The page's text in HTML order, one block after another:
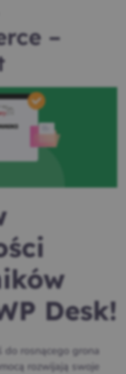
–
Desk!
do rosnącego grona
rozwijają swoje